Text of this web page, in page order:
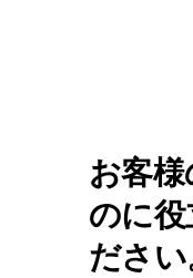
お客
のに
ださい